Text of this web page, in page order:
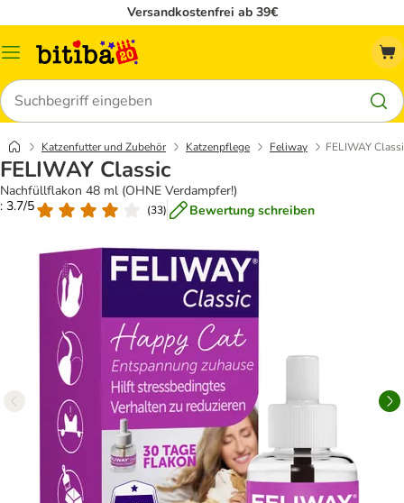
Versandkostenfrei ab 39€
Menü
Suchen
Katzenfutter und Zubehör Katzenpflege Feliway FELIWAY
FELIWAY Classic
Nachfüllflakon 48 ml (OHNE Verdampfer!)
: 3.7/5
(33) Bewertung schreiben